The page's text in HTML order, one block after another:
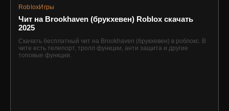
RobloxИгры
Чит на Brookhaven (брукхевен) Roblox скачать
2025
Скачать бесплатный чит на Brookhaven (брукхевен) в роблокс. В
чите есть телепорт, тролл функции, анти защита и другие
топовые функции.